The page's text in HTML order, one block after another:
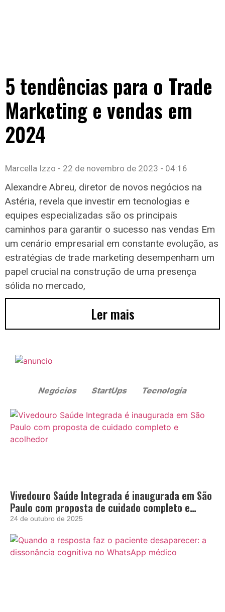
5 tendências para o Trade
Marketing e vendas em
2024
Marcella Izzo 22 de novembro de 2023 04:16
Alexandre Abreu, diretor de novos negócios na
Astéria, revela que investir em tecnologias e
equipes especializadas são os principais
caminhos para garantir o sucesso nas vendas Em
um cenário empresarial em constante evolução, as
estratégias de trade marketing desempenham um
papel crucial na construção de uma presença
sólida no mercado,
Ler mais
Vivedouro Saúde Integrada é inaugurada em São
Paulo com proposta de cuidado completo e
acolhedor
24 de outubro de 2025